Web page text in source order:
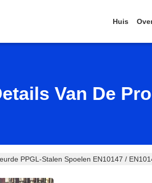
Huis
Van De
PPGL-Stalen Spoelen EN10147 /